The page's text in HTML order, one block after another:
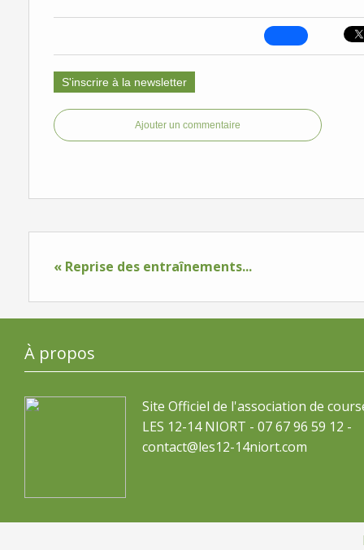
S'inscrire à la newsletter
Ajouter un commentaire
« Reprise des entraînements...
À propos
Site Officiel de l'association de
LES 12-14 NIORT - 07 67 96 59 12 -
contact@les12-14niort.com